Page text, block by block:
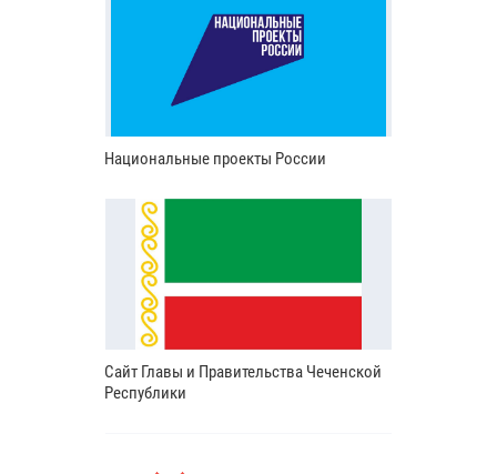
Национальные проекты России
Сайт Главы и Правительства Чеченской
Республики